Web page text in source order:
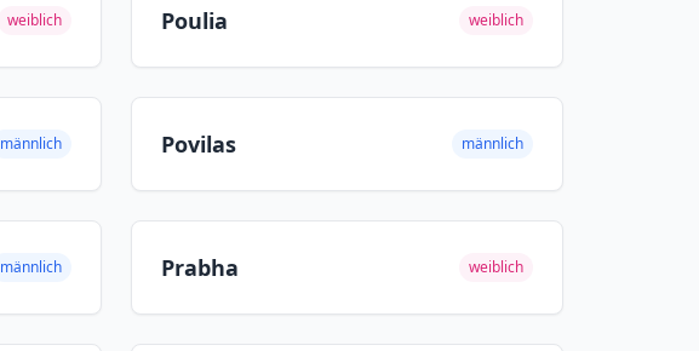
weiblich Poulia weiblich
männlich Povilas männlich
männlich Prabha weiblich